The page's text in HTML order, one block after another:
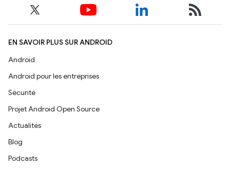
EN SAVOIR PLUS SUR ANDROID
Android
Android pour les entreprises
Sécurité
Projet Android Open Source
Actualités
Blog
Podcasts